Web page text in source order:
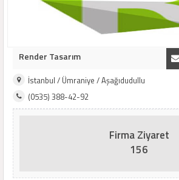
Render Tasarım
İstanbul / Ümraniye / Aşağıdudullu
(0535) 388-42-92
Firma Ziyaret
156